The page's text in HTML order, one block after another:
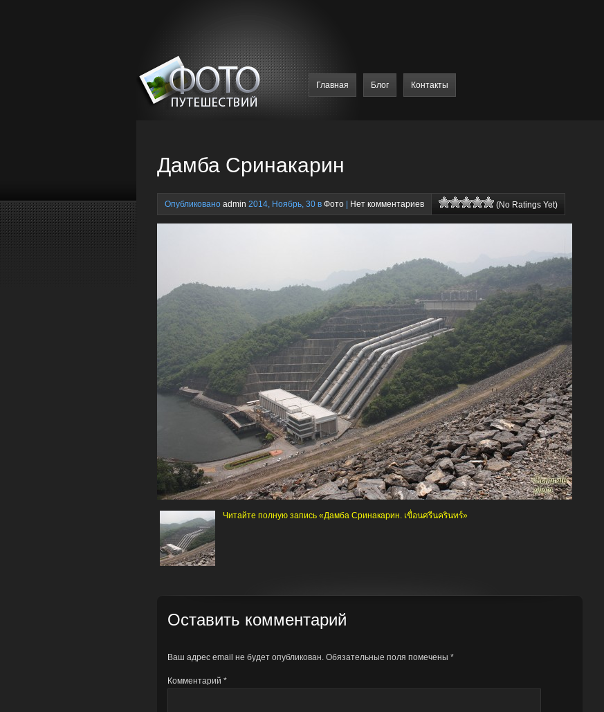
Главная Блог Контакты
Дамба Сринакарин
Опубликовано admin 2014, Ноябрь, 30 в Фото Нет комментариев (No Ratings Yet)
Читайте полную запись «Дамба Сринакарин. เขื่อนศรีนครินทร์»
Оставить комментарий
Ваш адрес email не будет опубликован. Обязательные поля помечены *
Комментарий *